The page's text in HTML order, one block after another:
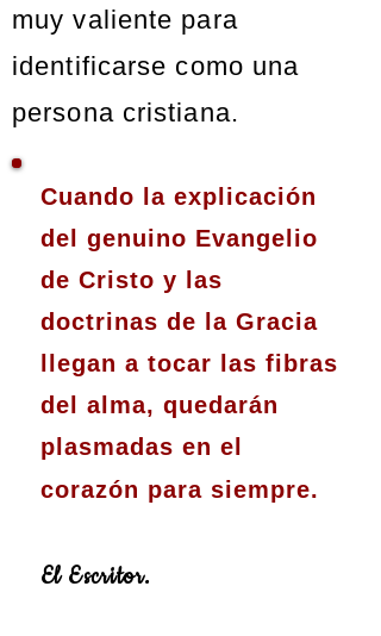
muy valiente para
identificarse como una
persona cristiana.
Cuando la explicación
del genuino Evangelio
de Cristo y las
doctrinas de la Gracia
llegan a tocar las fibras
del alma, quedarán
plasmadas en el
corazón para siempre.
El Escritor.